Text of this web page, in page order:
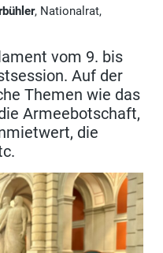
, Nationalrat,
vom 9. bis
Auf der
Themen wie das
Armeebotschaft,
die